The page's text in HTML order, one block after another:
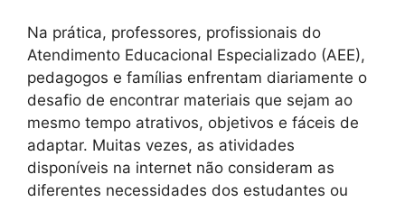
Na prática, professores, profissionais do
Atendimento Educacional Especializado (AEE),
pedagogos e famílias enfrentam diariamente o
desafio de encontrar materiais que sejam ao
mesmo tempo atrativos, objetivos e fáceis de
adaptar. Muitas vezes, as atividades
disponíveis na internet não consideram as
diferentes necessidades dos estudantes ou